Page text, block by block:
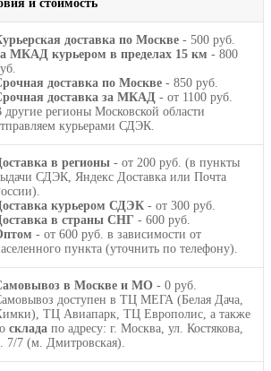
и стоимость
доставка по Москве - 500 руб.
МКАД курьером в пределах 15 км - 800
доставка по Москве - 850 руб.
доставка за МКАД - от 1100 руб.
другие регионы Московской области
курьерами СДЭК.
в регионы - от 200 руб. (в пункты
СДЭК, Яндекс Доставка или Почта
курьером СДЭК - от 300 руб.
в страны СНГ - 600 руб.
- от 600 руб. в зависимости от
пункта (уточнить по телефону).
в Москве и МО - 0 руб.
доступен в ТЦ МЕГА (Белая Дача,
ТЦ Авиапарк, ТЦ Европолис, а также
склада по адресу: г. Москва, ул. Костякова,
7/7 (м. Дмитровская).